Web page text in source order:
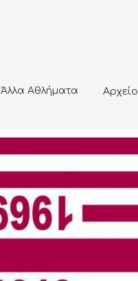
Άλλα Αθλήματα Αρχείο